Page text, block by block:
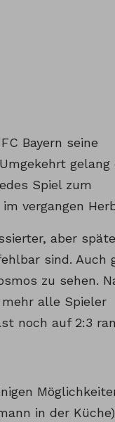
Bayern seine
gelang
Spiel zum
vergangen
aber
sind. Auch
zu sehen.
alle Spieler
noch auf 2:3
in der Küche)